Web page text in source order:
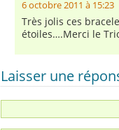
6 octobre 2011 à 15:23
Très jolis ces
étoiles….Merci le
Laisser une